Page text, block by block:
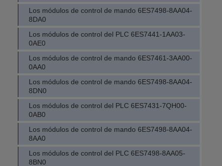
Los módulos de control de mando 6ES7498-8AA04-
8DA0
Los módulos de control del PLC 6ES7441-1AA03-
0AE0
Los módulos de control de mando 6ES7461-3AA00-
0AA0
Los módulos de control de mando 6ES7498-8AA04-
8DN0
Los módulos de control del PLC 6ES7431-7QH00-
0AB0
Los módulos de control de mando 6ES7498-8AA04-
8AA0
Los módulos de control del PLC 6ES7498-8AA05-
8BN0